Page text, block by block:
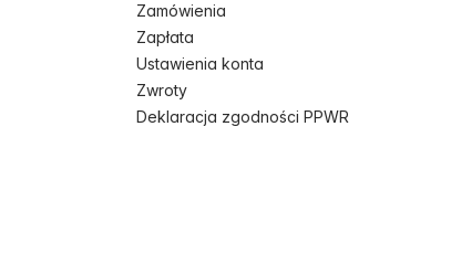
Zamówienia
Zapłata
Ustawienia konta
Zwroty
Deklaracja zgodności PPWR